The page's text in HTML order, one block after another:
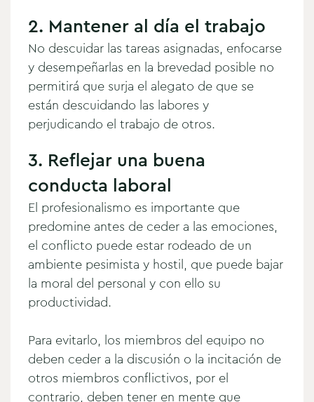
2. Mantener al día el trabajo
No descuidar las tareas asignadas, enfocarse
y desempeñarlas en la brevedad posible no
permitirá que surja el alegato de que se
están descuidando las labores y
perjudicando el trabajo de otros.
3. Reflejar una buena
conducta laboral
El profesionalismo es importante que
predomine antes de ceder a las emociones,
el conflicto puede estar rodeado de un
ambiente pesimista y hostil, que puede bajar
la moral del personal y con ello su
productividad.
Para evitarlo, los miembros del equipo no
deben ceder a la discusión o la incitación de
otros miembros conflictivos, por el
contrario, deben tener en mente que